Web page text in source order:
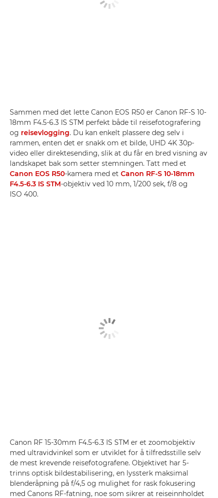
Sammen med det lette Canon EOS R50 er Canon RF-S 10-
18mm F4.5-6.3 IS STM perfekt både til reisefotografering
og reisevlogging. Du kan enkelt plassere deg selv i
rammen, enten det er snakk om et bilde, UHD 4K 30p-
video eller direktesending, slik at du får en bred visning av
landskapet bak som setter stemningen. Tatt med et
Canon EOS R50-kamera med et Canon RF-S 10-18mm
F4.5-6.3 IS STM-objektiv ved 10 mm, 1/200 sek, f/8 og
ISO 400.
Canon RF 15-30mm F4.5-6.3 IS STM er et zoomobjektiv
med ultravidvinkel som er utviklet for å tilfredsstille selv
de mest krevende reisefotografene. Objektivet har 5-
trinns optisk bildestabilisering, en lyssterk maksimal
blenderåpning på f/4,5 og mulighet for rask fokusering
med Canons RF-fatning, noe som sikrer at reiseinnholdet